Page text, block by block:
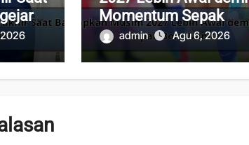
Momentum Sepak
Bola Wanita
admin Agu 6, 2026